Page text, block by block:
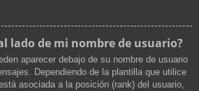
lado de mi nombre de usuario?
aparecer debajo de su nombre de usuario
Dependiendo de la plantilla que utilice
asociada a la posición (rank) del usuario,